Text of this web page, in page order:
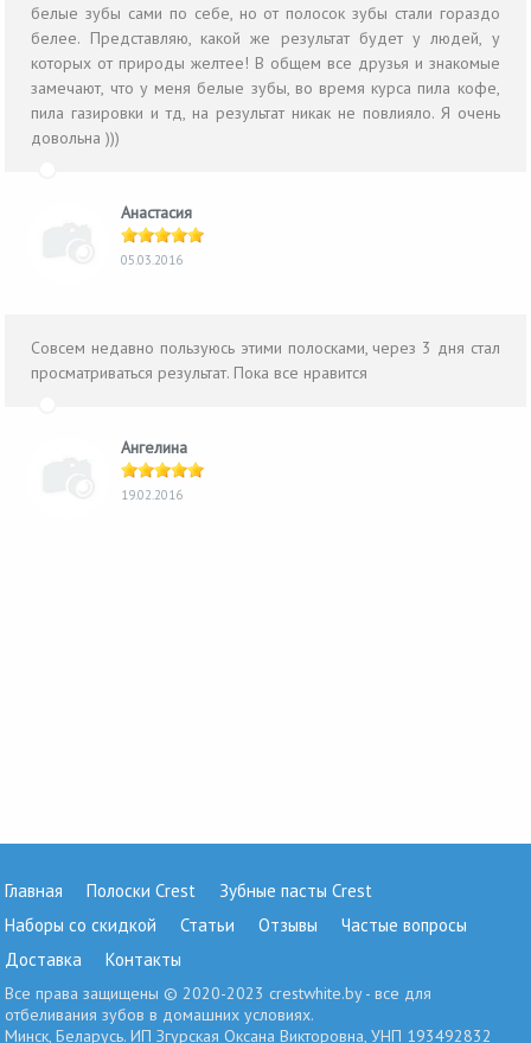
Анастасия
05.03.2016
белые зубы сами по себе, но от полосок зубы стали гораздо
белее. Представляю, какой же результат будет у людей, у
которых от природы желтее! В общем все друзья и знакомые
замечают, что у меня белые зубы, во время курса пила кофе,
пила газировки и тд, на результат никак не повлияло. Я очень
довольна )))
Ангелина
19.02.2016
Совсем недавно пользуюсь этими полосками, через 3 дня стал
просматриваться результат. Пока все нравится
Главная Полоски Crest
Зубные пасты Crest
Наборы со скидкой
Статьи Отзывы
Частые вопросы
Доставка
Контакты
Все права защищены © 2020-2023 crestwhite.by - все для
отбеливания зубов в домашних условиях.
Минск, Беларусь. ИП Згурская Оксана Викторовна, УНП 193492832